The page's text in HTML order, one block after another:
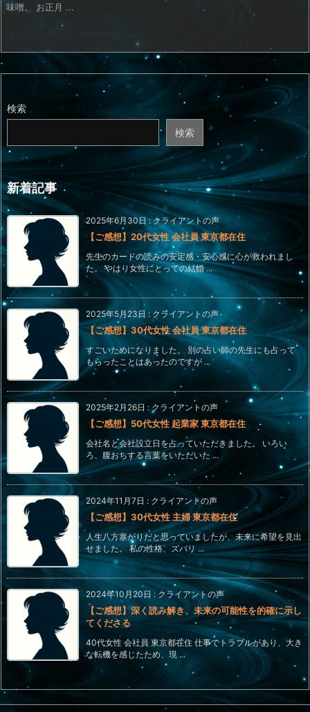
味噌。 お正月 ...
検索
検索
新着記事
2025年6月30日:クライアントの声
【ご感想】20代女性 会社員 東京都在住
先生のカードの読みの安定感・安心感に心が救われまし
た。 やはり女性にとっての結婚 ...
2025年5月23日 : クライアントの声
【ご感想】30代女性 会社員 東京都在住
すごいためになりました。 別の占い師の先生にも占って
もらったことはあったのですが ...
2025年2月26日 :クライアントの声
【ご感想】50代女性 起業家 東京都在住
会社名と会社設立日を占っていただきました。 いろい
ろ、腹おちする言葉をいただいた ...
2024年11月7日 : クライアントの声
【ご感想】30代女性 主婦 東京都在住
人生八方塞がりだと思っていましたが、未来に希望を見出
せました。 私の性格、ズバリ ...
2024年10月20日 : クライアントの声
【ご感想】深く読み解き、未来の可能性を的確に示し
てくださる
40代女性 会社員 東京都在住 仕事でトラブルがあり、大き
な転機を感じたため、現 ...